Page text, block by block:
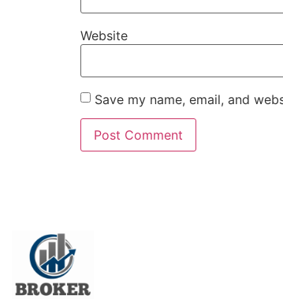
Website
Save my name, email, and